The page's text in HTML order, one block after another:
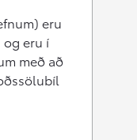
eru
og eru í
með að